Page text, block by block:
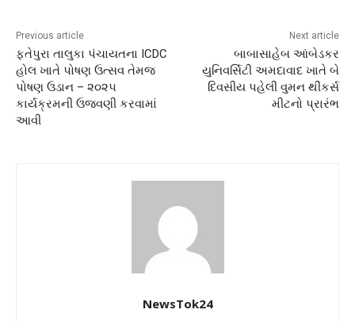
Previous article
ફતેપુરા તાલુકા પંચાયતના ICDC
હોલ ખાતે પોષણ ઉત્સવ તેમજ
પોષણ ઉડાન – ૨૦૨૫
કાર્યક્રમની ઉજવણી કરવામાં
આવી
Next article
બાબાસાહેબ આંબેડકર
યુનિવર્સિટી અમદાવાદ ખાતે બે
દિવસીય પહેલી વુમન થીંકર્સ
મીટનો પ્રારંભ
NewsTok24